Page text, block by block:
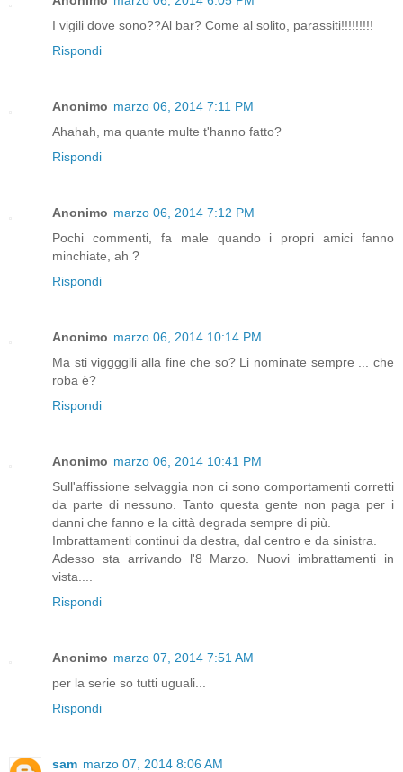
I vigili dove sono??Al bar? Come al solito, parassiti!!!!!!!!!
Rispondi
Anonimo marzo 06, 2014 7:11 PM
Ahahah, ma quante multe t'hanno fatto?
Rispondi
Anonimo marzo 06, 2014 7:12 PM
Pochi commenti, fa male quando i propri amici fanno
minchiate, ah ?
Rispondi
Anonimo marzo 06, 2014 10:14 PM
Ma sti viggggili alla fine che so? Li nominate sempre ... che
roba è?
Rispondi
Anonimo marzo 06, 2014 10:41 PM
Sull'affissione selvaggia non ci sono comportamenti corretti
da parte di nessuno. Tanto questa gente non paga per i
danni che fanno e la città degrada sempre di più.
Imbrattamenti continui da destra, dal centro e da sinistra.
Adesso sta arrivando l'8 Marzo. Nuovi imbrattamenti in
vista....
Rispondi
Anonimo marzo 07, 2014 7:51 AM
per la serie so tutti uguali...
Rispondi
sam marzo 07, 2014 8:06 AM